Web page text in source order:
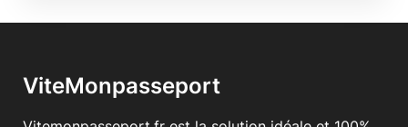
ViteMonpasseport